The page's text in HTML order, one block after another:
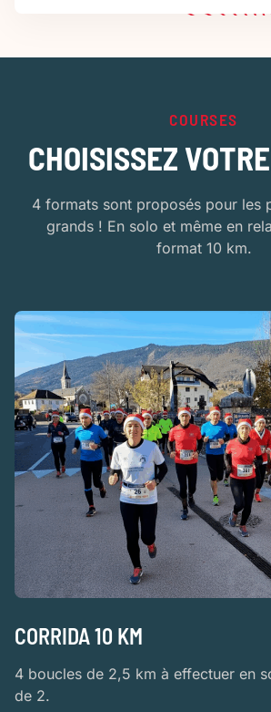
COURSES
CHOISISSEZ
4 formats sont proposés pour les
grands ! En solo et même en
format 10 km.
CORRIDA 10 KM
4 boucles de 2,5 km à effectuer en
de 2.